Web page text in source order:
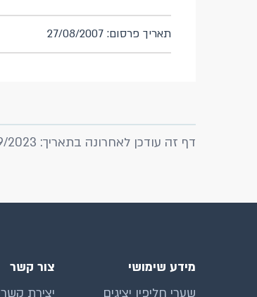
תאריך פרסום: 27/08/2007
דף זה עודכן לאחרונה בתאריך: 19/09/2023
מידע שימושי
שערי חליפין יציגים
צור קשר
יצירת קשר